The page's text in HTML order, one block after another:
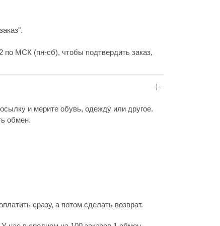
по МСК (пн-сб), чтобы подтвердить заказ,
и мерите обувь, одежду или другое.
обмен.
сразу, а потом сделать возврат.